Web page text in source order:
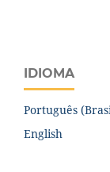
IDIOMA
Português
English